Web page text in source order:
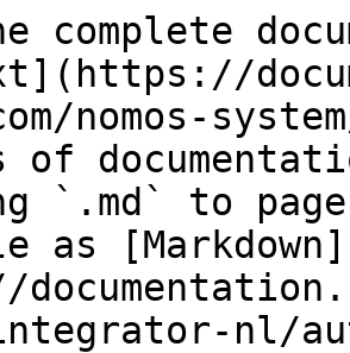
complete
nomos-
of
`.md` to
as [Markdown]
nl/